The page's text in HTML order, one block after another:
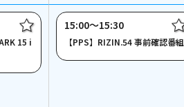
15 i
15:00〜15:30
【PPS】RIZIN.54 事前確認番組